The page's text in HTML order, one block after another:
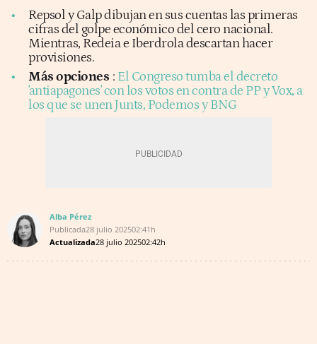
Repsol y Galp dibujan en sus cuentas las primeras
cifras del golpe económico del cero nacional.
Mientras, Redeia e Iberdrola descartan hacer
provisiones.
Más opciones : El Congreso tumba el decreto
'antiapagones' con los votos en contra de PP y Vox, a
los que se unen Junts, Podemos y BNG
Alba Pérez
Publicada28 julio 202502:41h
Actualizada28 julio 202502:42h